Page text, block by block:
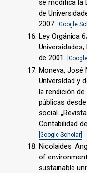
se modifica la
de
2007. [Google
Ley Orgánica
Universidades,
de 2001.
Moneva, José
Universidad y
la rendición
públicas
social,
Contabilidad
[Google Scholar]
Nicolaides,
of
sustainable